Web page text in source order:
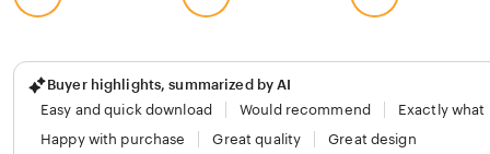
Buyer highlights, summarized by AI
Easy and quick download
Would recommend
Exactly what
Happy with purchase
Great quality Great design